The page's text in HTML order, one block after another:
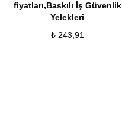
fiyatları,Baskılı İş Güvenlik
Yelekleri
₺243,91